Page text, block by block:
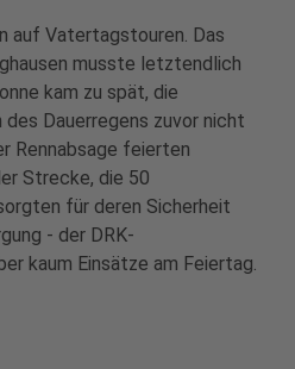
auf Vatertagstouren. Das
musste letztendlich
kam zu spät, die
Dauerregens zuvor nicht
Rennabsage feierten
Strecke, die 50
für deren Sicherheit
- der DRK-
kaum Einsätze am Feiertag.